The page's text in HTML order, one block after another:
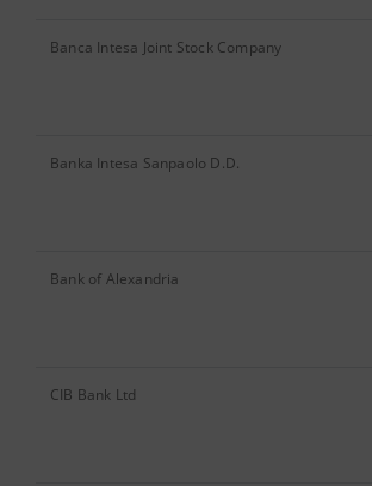
Banca Intesa Joint Stock Company
Banka Intesa Sanpaolo D.D.
Bank of Alexandria
CIB Bank Ltd